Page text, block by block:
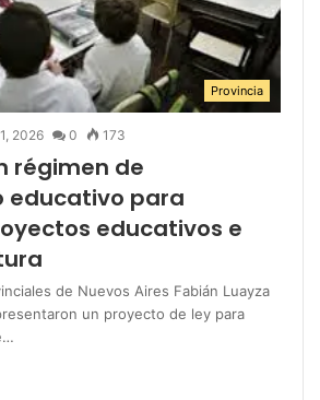
Provincia
2026 0 173
régimen de
educativo para
educativos e
de Nuevos Aires Fabián Luayza
un proyecto de ley para